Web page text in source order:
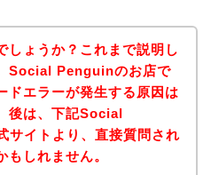
しょうか？これまで説明し
Social Penguinのお店で
ドエラーが発生する原因は
後は、下記Social
サイトより、直接質問され
もしれません。